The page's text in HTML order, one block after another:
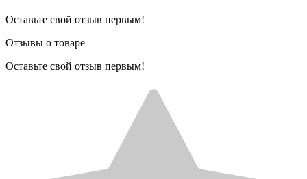
Оставьте свой отзыв первым!
Отзывы о товаре
Оставьте свой отзыв первым!